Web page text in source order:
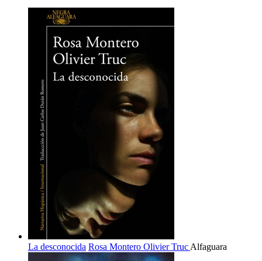
La desconocida Rosa Montero Olivier Truc Alfaguara